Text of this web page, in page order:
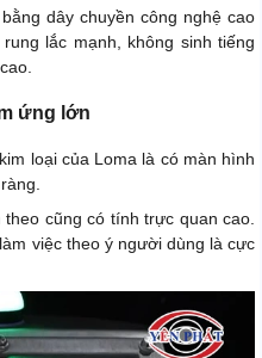
dây chuyền công nghệ cao
lắc mạnh, không sinh tiếng
ứng lớn
loại của Loma là có màn hình
cũng có tính trực quan cao.
việc theo ý người dùng là cực